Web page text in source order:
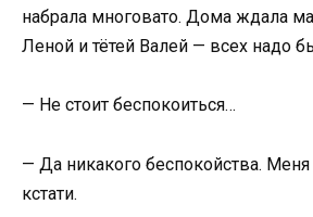
набрала многовато. Дома ждала
Леной и тётей Валей — всех надо
— Не стоит беспокоиться…
— Да никакого беспокойства. Меня
кстати.